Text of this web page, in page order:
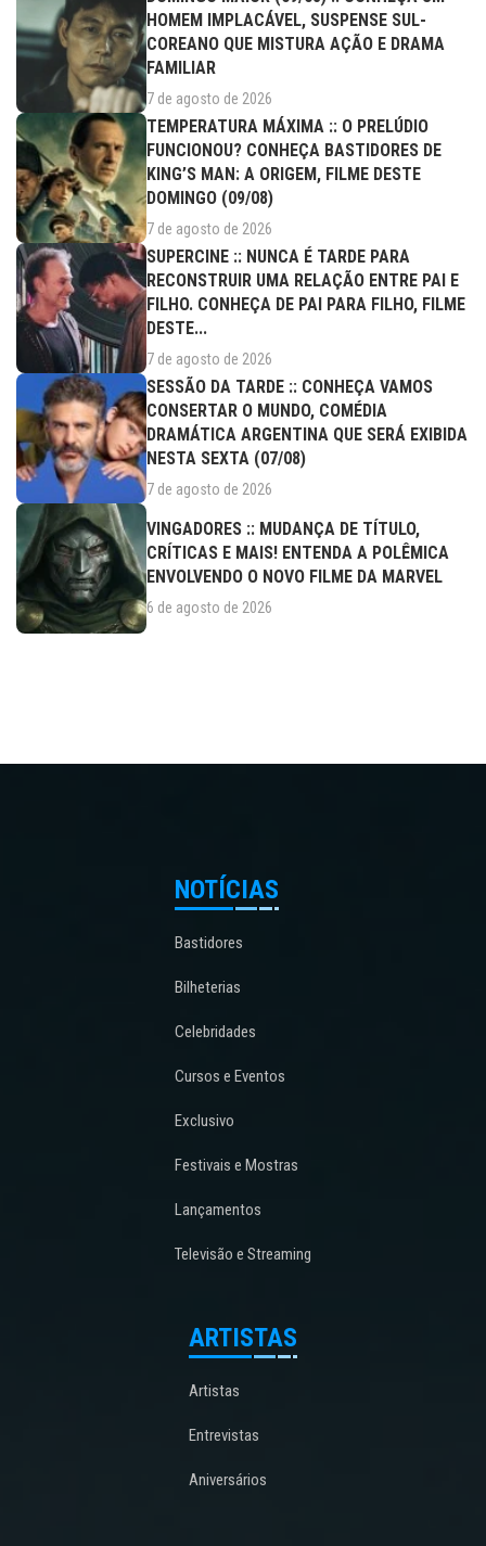
HOMEM IMPLACÁVEL, SUSPENSE SUL-
COREANO QUE MISTURA AÇÃO E DRAMA
FAMILIAR
7 de agosto de 2026
TEMPERATURA MÁXIMA :: O PRELÚDIO
FUNCIONOU? CONHEÇA BASTIDORES DE
KING’S MAN: A ORIGEM, FILME DESTE
DOMINGO (09/08)
7 de agosto de 2026
SUPERCINE :: NUNCA É TARDE PARA
RECONSTRUIR UMA RELAÇÃO ENTRE PAI E
FILHO. CONHEÇA DE PAI PARA FILHO, FILME
DESTE...
7 de agosto de 2026
SESSÃO DA TARDE :: CONHEÇA VAMOS
CONSERTAR O MUNDO, COMÉDIA
DRAMÁTICA ARGENTINA QUE SERÁ EXIBIDA
NESTA SEXTA (07/08)
7 de agosto de 2026
VINGADORES :: MUDANÇA DE TÍTULO,
CRÍTICAS E MAIS! ENTENDA A POLÊMICA
ENVOLVENDO O NOVO FILME DA MARVEL
6 de agosto de 2026
NOTÍCIAS
Bastidores
Bilheterias
Celebridades
Cursos e Eventos
Exclusivo
Festivais e Mostras
Lançamentos
Televisão e Streaming
ARTISTAS
Artistas
Entrevistas
Aniversários